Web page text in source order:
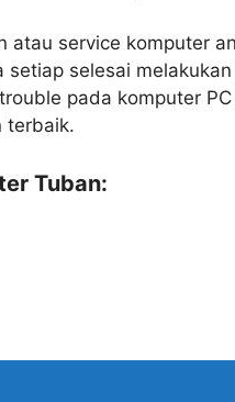
service komputer
selesai
pada komputer
terbaik.
Tuban: